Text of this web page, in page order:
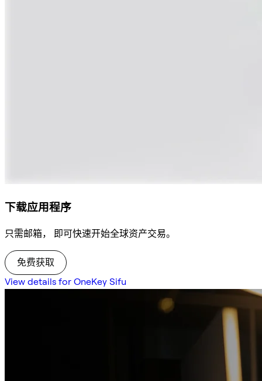
下载应用程序
只需邮箱， 即可快速开始全球资产交易。
免费获取
View details for OneKey Sifu